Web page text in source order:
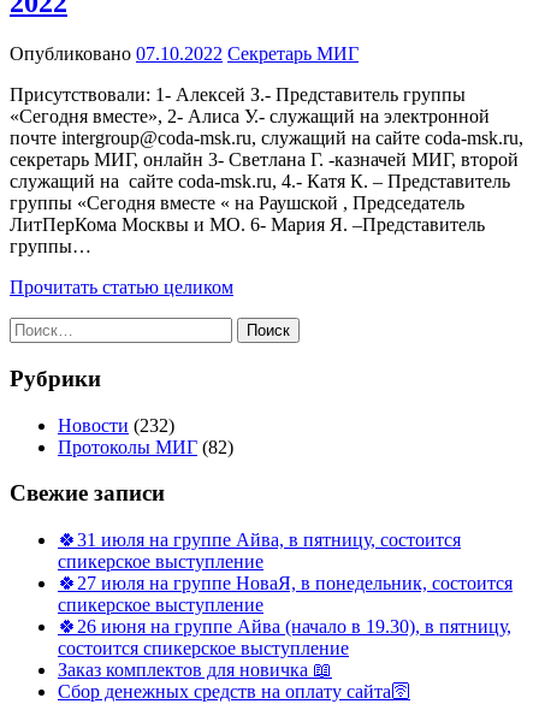
Опубликовано 07.10.2022 Секретарь МИГ
Присутствовали: 1- Алексей З.- Представитель группы
«Сегодня вместе», 2- Алиса У.- служащий на электронной
почте intergroup@coda-msk.ru, служащий на сайте coda-msk.ru,
секретарь МИГ, онлайн 3- Светлана Г. -казначей МИГ, второй
служащий на сайте coda-msk.ru, 4.- Катя К. – Представитель
группы «Сегодня вместе « на Раушской , Председатель
ЛитПерКома Москвы и МО. 6- Мария Я. –Представитель
группы…
Прочитать статью целиком
Найти:
Рубрики
Новости (232)
Протоколы МИГ (82)
Свежие записи
🍀31 июля на группе Айва, в пятницу, состоится
спикерское выступление
🍀27 июля на группе НоваЯ, в понедельник, состоится
спикерское выступление
🍀26 июня на группе Айва (начало в 19.30), в пятницу,
состоится спикерское выступление
Заказ комплектов для новичка 📖
Сбор денежных средств на оплату сайта🛜